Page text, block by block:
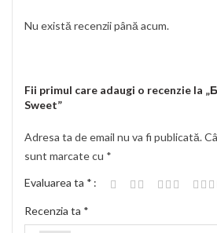
Nu există recenzii până acum.
Fii primul care adaugi o recenzie la
Sweet”
Adresa ta de email nu va fi publicată.
sunt marcate cu *
Evaluarea ta *
Recenzia ta *